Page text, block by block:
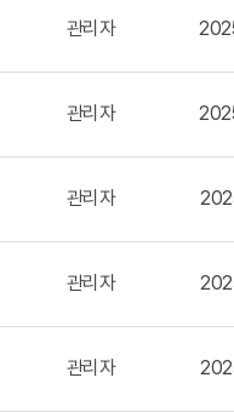
관리자
관리자
관리자
관리자
관리자